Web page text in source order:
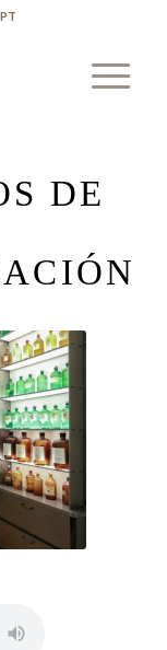
PT
DE